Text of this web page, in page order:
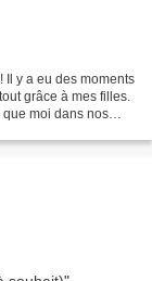
Il y a eu des moments
grâce à mes filles.
moi dans nos